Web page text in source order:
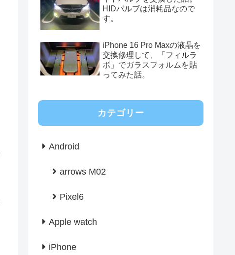
HIDバルブは消耗品なので
す。
iPhone 16 Pro Maxの液晶を
交換修理して、「フィルラ
ボ」でガラスフォルムを貼
ってみた話。
カテゴリー
Android
arrows M02
Pixel6
Apple watch
iPhone